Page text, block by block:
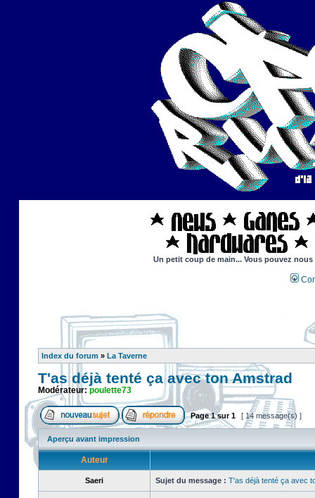
Un petit coup de main... Vous pouvez
Index du forum » La Taverne
T'as déjà tenté ça avec ton Amstrad
Modérateur: poulette73
Page1sur1 [ 14 message(s) ]
Aperçu avant impression
Auteur
Saeri Sujet du message : T'as déjà tenté ça avec